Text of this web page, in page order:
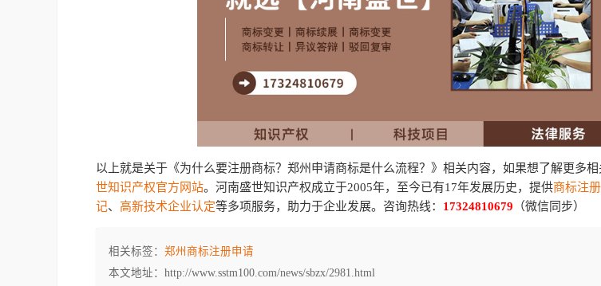
以上就是关于《为什么要注册商标？郑州申请商标是什么流程？》相关内容，如果想了解更多
世知识产权官方网站。河南盛世知识产权成立于2005年，至今已有17年发展历史，提供商标注册
记、 高新技术企业认定等多项服务，助力于企业发展。咨询热线： 17324810679 （微信同步）
相关标签： 郑州商标注册申请
本文地址：http://www.sstm100.com/news/sbzx/2981.html